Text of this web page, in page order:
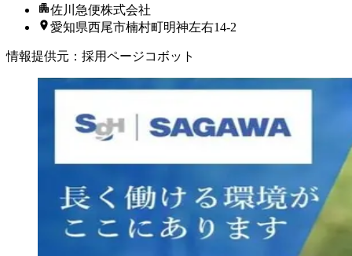
佐川急便株式会社
愛知県西尾市楠村町明神左右14-2
情報提供元 ： 採用ページコボット